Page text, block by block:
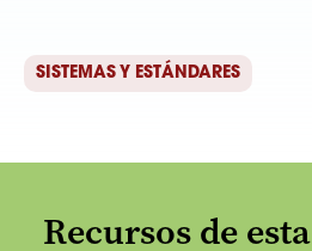
SISTEMAS Y ESTÁNDARES
Recursos de esta